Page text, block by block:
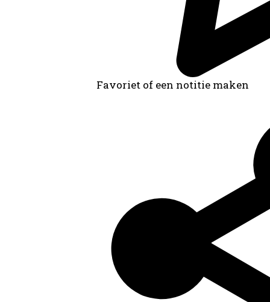
Favoriet of een notitie maken